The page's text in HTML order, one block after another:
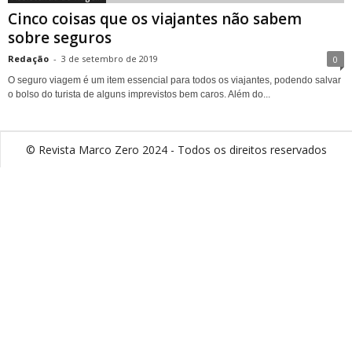
Cinco coisas que os viajantes não sabem
sobre seguros
Redação - 3 de setembro de 2019 0
O seguro viagem é um item essencial para todos os viajantes, podendo salvar
o bolso do turista de alguns imprevistos bem caros. Além do...
© Revista Marco Zero 2024 - Todos os direitos reservados